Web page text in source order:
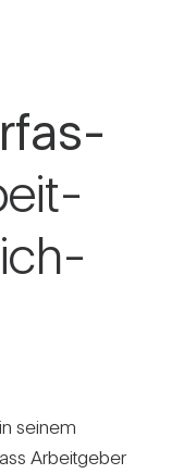
seinem
Arbeit­geber